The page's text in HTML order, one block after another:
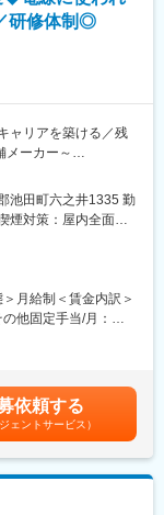
シュ休暇制度もあり)
間勤務は小学校卒業
ており、U・Iターン
共益費2,500円、駐
の技術パートナーと
宙ロケットなどの開
および生産等の技術
境です。
籍している為、その
キルアップして頂け
研修体制◎
ャリアを築ける／残
ーカー～
金物をはじめ、電
て、品質保証業務を
るための金属製の部
電線がしっかりと張
務をご担当いただき
池田町六之井1335 勤
対策：屋内全面禁
月給制＜賃金内訳＞
他固定手当/月：
当：14,000円～賃金
て上下する可能性が
です。
依頼する
ジェントサービス）